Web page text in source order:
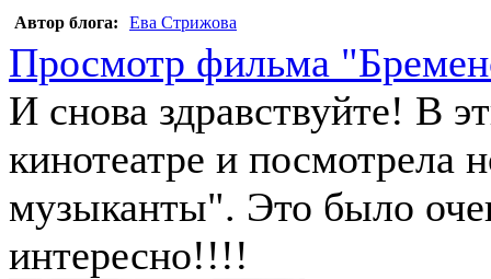
Автор блога: Ева Стрижова
Просмотр фильма
И снова здравствуйте! В
кинотеатре и
музыканты". Это было
интересно!!!!